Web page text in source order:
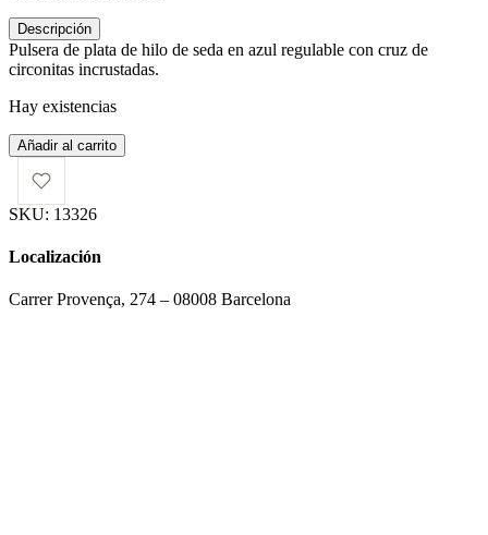
Descripción
Pulsera de plata de hilo de seda en azul regulable con cruz de
circonitas incrustadas.
Hay existencias
Pulsera
cruz
azul
cantidad
Añadir al carrito
SKU: 13326
Localización
Carrer Provença, 274 – 08008 Barcelona